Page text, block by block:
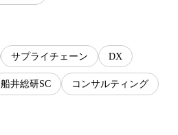
サプライチェーン DX
船井総研SC コンサルティング